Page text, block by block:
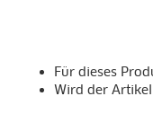
Für dieses
Wird der